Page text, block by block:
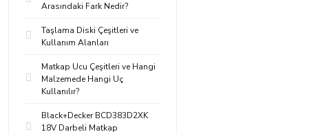
Arasındaki Fark Nedir?
Taşlama Diski Çeşitleri ve
Kullanım Alanları
Matkap Ucu Çeşitleri ve Hangi
Malzemede Hangi Uç
Kullanılır?
Black+Decker BCD383D2XK
18V Darbeli Matkap